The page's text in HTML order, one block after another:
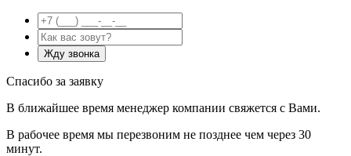
Спасибо за заявку
В ближайшее время менеджер компании свяжется с Вами.
В рабочее время мы перезвоним не позднее чем через 30
минут.